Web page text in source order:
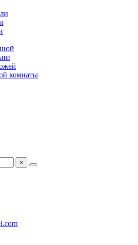
комнаты
×